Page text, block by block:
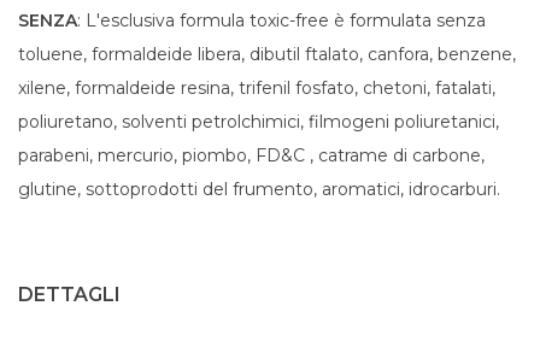
SENZA: L'esclusiva formula toxic-free è formulata senza
toluene, formaldeide libera, dibutil ftalato, canfora, benzene,
xilene, formaldeide resina, trifenil fosfato, chetoni, fatalati,
poliuretano, solventi petrolchimici, filmogeni poliuretanici,
parabeni, mercurio, piombo, FD&C , catrame di carbone,
glutine, sottoprodotti del frumento, aromatici, idrocarburi.
DETTAGLI